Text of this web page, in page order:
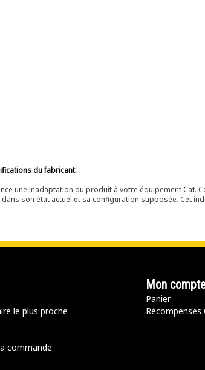
du fabricant.
une inadaptation du produit à votre équipement Cat.
son état actuel et sa configuration supposée. Cet
le plus proche
commande
Mon
Panier
Récompenses